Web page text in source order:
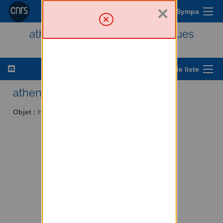
Menu Sympa
athena - Histoire des techniques
Options de liste
athena AT services.cnrs.fr
Objet : Histoire des techniques
×